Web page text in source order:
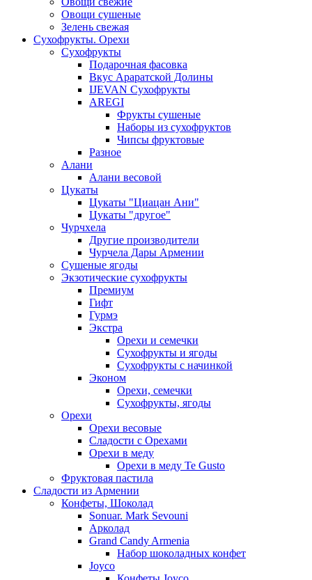
Овощи сушеные
Зелень свежая
Сухофрукты. Орехи
Сухофрукты
Подарочная фасовка
Вкус Араратской Долины
IJEVAN Сухофрукты
AREGI
Фрукты сушеные
Наборы из сухофруктов
Чипсы фруктовые
Разное
Алани
Алани весовой
Цукаты
Цукаты "Циацан Ани"
Цукаты "другое"
Чурчхела
Другие производители
Чурчела Дары Армении
Сушеные ягоды
Экзотические сухофрукты
Премиум
Гифт
Гурмэ
Экстра
Орехи и семечки
Сухофрукты и ягоды
Сухофрукты с начинкой
Эконом
Орехи, семечки
Сухофрукты, ягоды
Орехи
Орехи весовые
Сладости с Орехами
Орехи в меду
Орехи в меду Te Gusto
Фруктовая пастила
Сладости из Армении
Конфеты, Шоколад
Sonuar. Mark Sevouni
Арколад
Grand Candy Armenia
Набор шоколадных конфет
Joyco